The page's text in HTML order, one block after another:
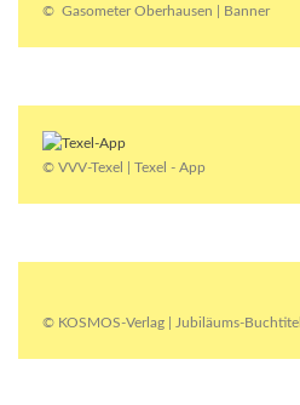
© Gasometer Oberhausen | Banner
© VVV-Texel | Texel - App
© KOSMOS-Verlag | Jubiläums-Buchtitel